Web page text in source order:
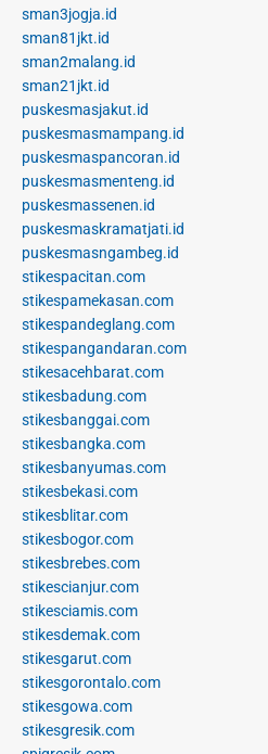
sman3jogja.id
sman81jkt.id
sman2malang.id
sman21jkt.id
puskesmasjakut.id
puskesmasmampang.id
puskesmaspancoran.id
puskesmasmenteng.id
puskesmassenen.id
puskesmaskramatjati.id
puskesmasngambeg.id
stikespacitan.com
stikespamekasan.com
stikespandeglang.com
stikespangandaran.com
stikesacehbarat.com
stikesbadung.com
stikesbanggai.com
stikesbangka.com
stikesbanyumas.com
stikesbekasi.com
stikesblitar.com
stikesbogor.com
stikesbrebes.com
stikescianjur.com
stikesciamis.com
stikesdemak.com
stikesgarut.com
stikesgorontalo.com
stikesgowa.com
stikesgresik.com